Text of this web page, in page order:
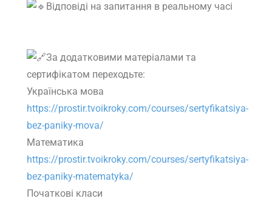
Відповіді на запитання в реальному часі
За додатковими матеріалами та
сертифікатом переходьте:
Українська мова
https://prostir.tvoikroky.com/courses/sertyfikatsiya-
bez-paniky-mova/
Математика
https://prostir.tvoikroky.com/courses/sertyfikatsiya-
bez-paniky-matematyka/
Початкові класи